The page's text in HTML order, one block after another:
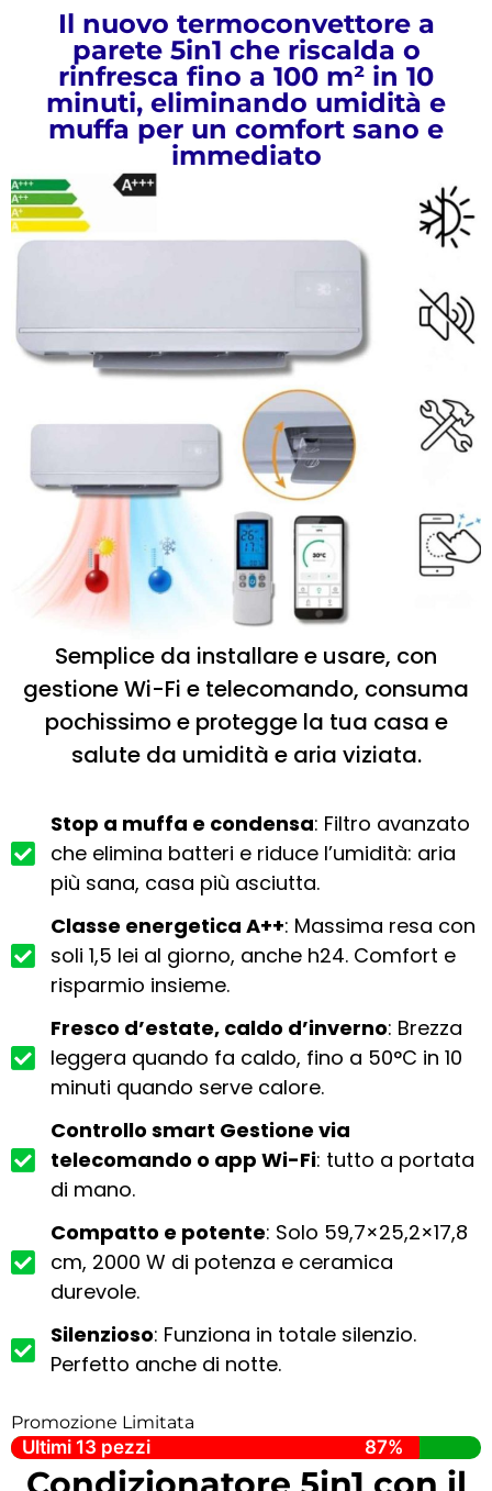
Il nuovo termoconvettore a
parete 5in1 che riscalda o
rinfresca fino a 100 m² in 10
minuti, eliminando umidità e
muffa per un comfort sano e
immediato
Semplice da installare e usare, con
gestione Wi-Fi e telecomando, consuma
pochissimo e protegge la tua casa e
salute da umidità e aria viziata.
Stop a muffa e condensa: Filtro avanzato
che elimina batteri e riduce l’umidità: aria
più sana, casa più asciutta.
Classe energetica A++: Massima resa con
soli 1,5 lei al giorno, anche h24. Comfort e
risparmio insieme.
Fresco d’estate, caldo d’inverno: Brezza
leggera quando fa caldo, fino a 50°C in 10
minuti quando serve calore.
Controllo smart Gestione via
telecomando o app Wi-Fi: tutto a portata
di mano.
Compatto e potente: Solo 59,7×25,2×17,8
cm, 2000 W di potenza e ceramica
durevole.
Silenzioso: Funziona in totale silenzio.
Perfetto anche di notte.
Promozione Limitata
Ultimi 13 pezzi 87%